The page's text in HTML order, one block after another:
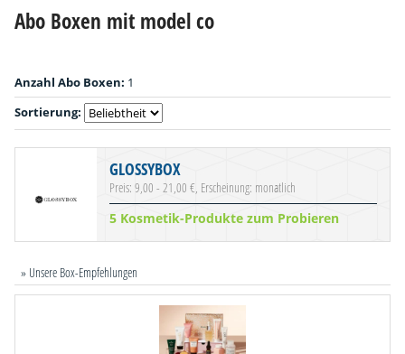
Abo Boxen mit model co
Anzahl Abo Boxen: 1
Sortierung:
GLOSSYBOX
Preis: 9,00 - 21,00 €, Erscheinung: monatlich
5 Kosmetik-Produkte zum Probieren
» Unsere Box-Empfehlungen